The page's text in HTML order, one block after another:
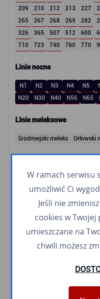
209
210 212 213 227
265
267 268 269 282
326
365 507 512 600
710
723 740 760 770
Linie nocne
N1 N2 N3 N4 N5
N20
N30 N40 N56 N65
Linie meleksowe
Śródmiejski meleks Orłowski
W ramach serwisu
umożliwić Ci
Jeśli nie
cookies w
umieszczane na
chwili możesz